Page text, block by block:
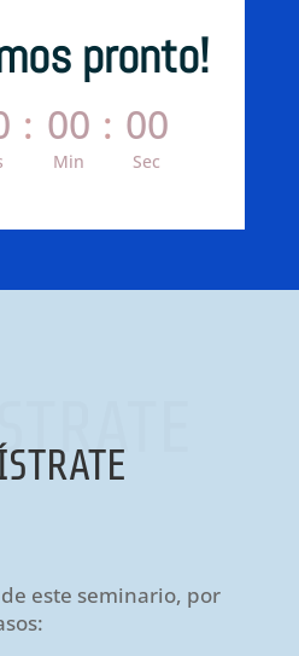
pronto!
: 00
Min
: 00
Sec
este seminario, por